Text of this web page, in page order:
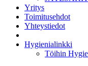
Yritys
Toimitusehdot
Yhteystiedot
Hygienialinkki
Töihin